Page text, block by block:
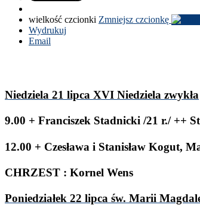
wielkość czcionki Zmniejsz czcionkę
Wydrukuj
Email
Niedziela 21 lipca XVI Niedziela zwykła
9.00 + Fran­ciszek Stad­nicki /​21 r./ ++
12.00 + Czesława i Stanisław Kogut,
CHRZEST : Kor­nel Wens
Poniedzi­ałek 22 lipca św. Marii